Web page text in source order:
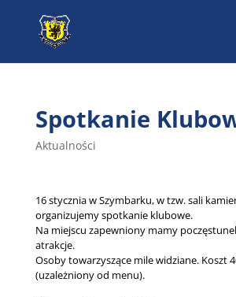
Spotkanie
Aktualności
16 stycznia w Szymbarku, w tzw. sali
organizujemy spotkanie klubowe.
Na miejscu zapewniony mamy
atrakcje.
Osoby towarzyszące mile widziane. Koszt
(uzależniony od menu).